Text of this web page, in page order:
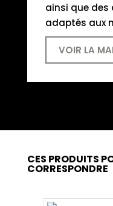
ainsi que des
adaptés aux
VOIR LA
CES PRODUITS
CORRESPONDRE